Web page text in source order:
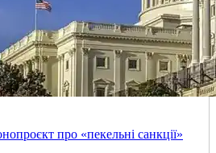
про «пекельні санкції»